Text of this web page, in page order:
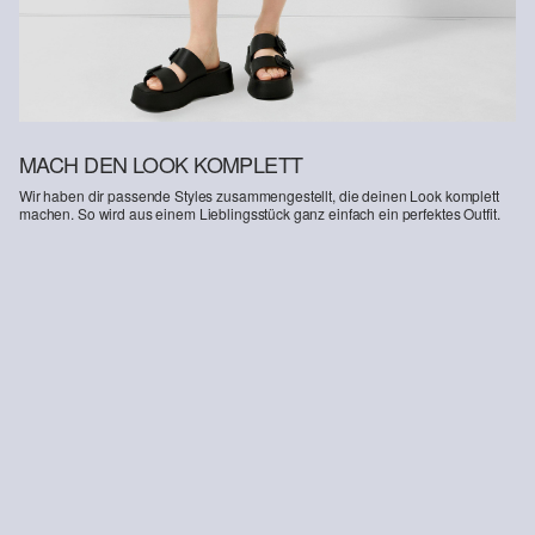
MACH DEN LOOK KOMPLETT
Wir haben dir passende Styles zusammengestellt, die deinen Look komplett
machen. So wird aus einem Lieblingsstück ganz einfach ein perfektes Outfit.